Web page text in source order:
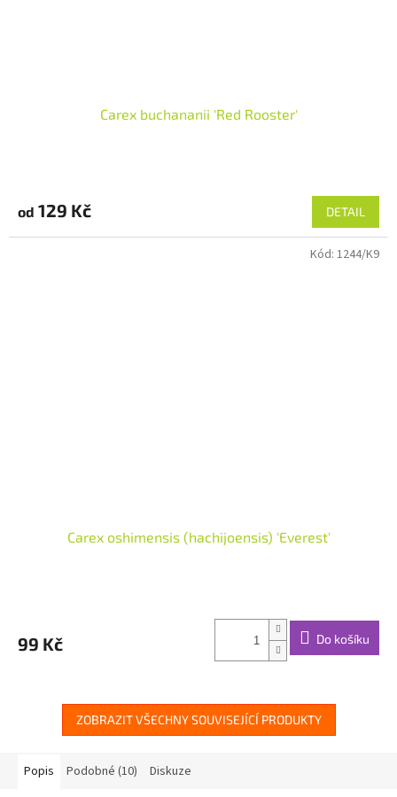
Carex buchananii 'Red Rooster'
od 129 Kč DETAIL
Carex oshimensis (hachijoensis) 'Everest'
99 Kč Do košíku
Kód: 1244/K9
ZOBRAZIT VŠECHNY SOUVISEJÍCÍ PRODUKTY
Popis Podobné (10) Diskuze